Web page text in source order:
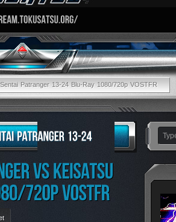
Patranger 13-24 Blu-Ray 1080/720p VOSTFR